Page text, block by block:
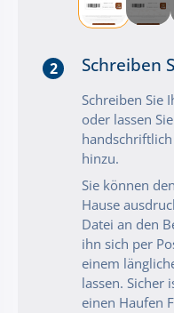
2 Schreiben
Schreiben Sie
oder lassen
hinzu.
Sie können
Hause
Datei an den
ihn sich per
einem
lassen. Sicher
einen Haufen